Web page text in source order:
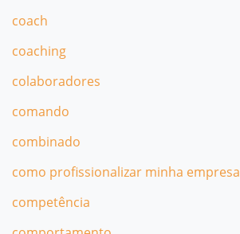
coach
coaching
colaboradores
comando
combinado
como profissionalizar minha empresa
competência